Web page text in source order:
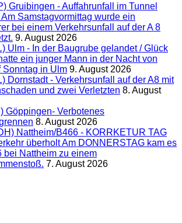
Gruibingen - Auffahrunfall im Tunnel
Samstagvormittag wurde ein
bei einem Verkehrsunfall auf der A 8
9. August 2026
Ulm - In der Baugrube gelandet / Glück
ein junger Mann in der Nacht von
Sonntag in Ulm 9. August 2026
Dornstadt - Verkehrsunfall auf der A8 mit
und zwei Verletzten 8. August
Göppingen- Verbotenes
8. August 2026
Nattheim/B466 - KORRKETUR TAG
überholt Am DONNERSTAG kam es
bei Nattheim zu einem
7. August 2026